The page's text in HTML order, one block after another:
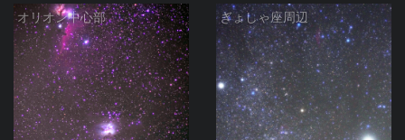
オリオン中心部 ぎょしゃ座周辺